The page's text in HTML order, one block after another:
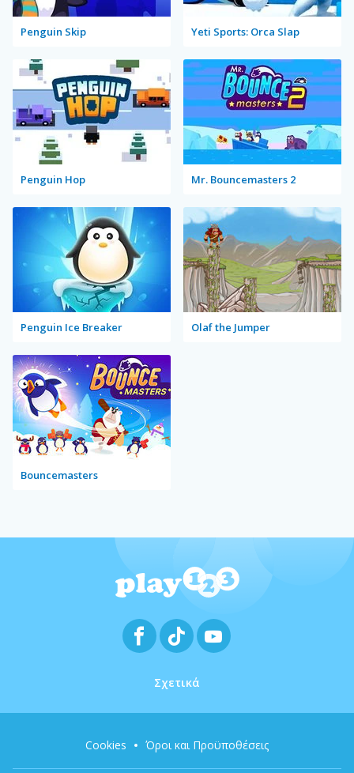
Penguin Skip Yeti Sports: Orca Slap
Penguin Hop Mr. Bouncemasters 2
Penguin Ice Breaker Olaf the Jumper
Bouncemasters
Σχετικά
Cookies Όροι και Προϋποθέσεις